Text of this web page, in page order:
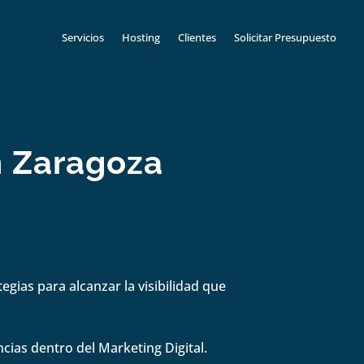
Servicios Hosting Clientes Solicitar Presupuesto
para alcanzar la visibilidad que
dentro del Marketing Digital.